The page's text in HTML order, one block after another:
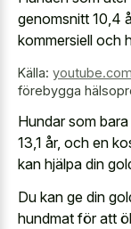
genomsnitt 10,4
kommersiell och
Källa: youtube.com
förebygga
Hundar som
13,1 år, och en
kan hjälpa din
Du kan ge din
hundmat för att